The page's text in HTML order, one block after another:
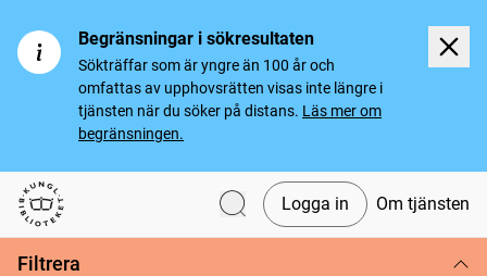
Begränsningar i sökresultaten
Sökträffar som är yngre än 100 år och
omfattas av upphovsrätten visas inte längre i
tjänsten när du söker på distans. Läs mer om
begränsningen.
Svenska tidningar
Logga in Om tjänsten
Filtrera